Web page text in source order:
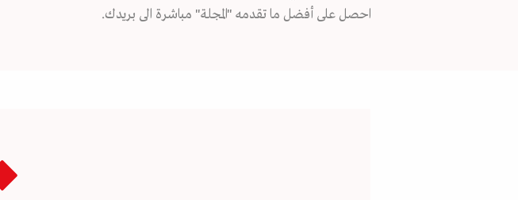
احصل على أفضل ما تقدمه "المجلة" مباشرة الى بريدك.